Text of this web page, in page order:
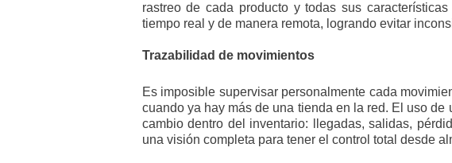
rastreo de cada producto y todas sus
tiempo real y de manera remota, logrando evitar
Trazabilidad de movimientos
Es imposible supervisar personalmente cada
cuando ya hay más de una tienda en la red. El uso
cambio dentro del inventario: llegadas, salidas,
una visión completa para tener el control total desde